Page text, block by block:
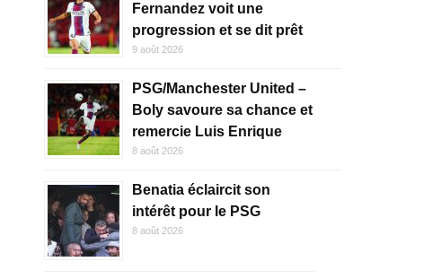
Fernandez voit une
progression et se dit prêt
9 août 2026
PSG/Manchester United –
Boly savoure sa chance et
remercie Luis Enrique
8 août 2026
Benatia éclaircit son
intérêt pour le PSG
8 août 2026